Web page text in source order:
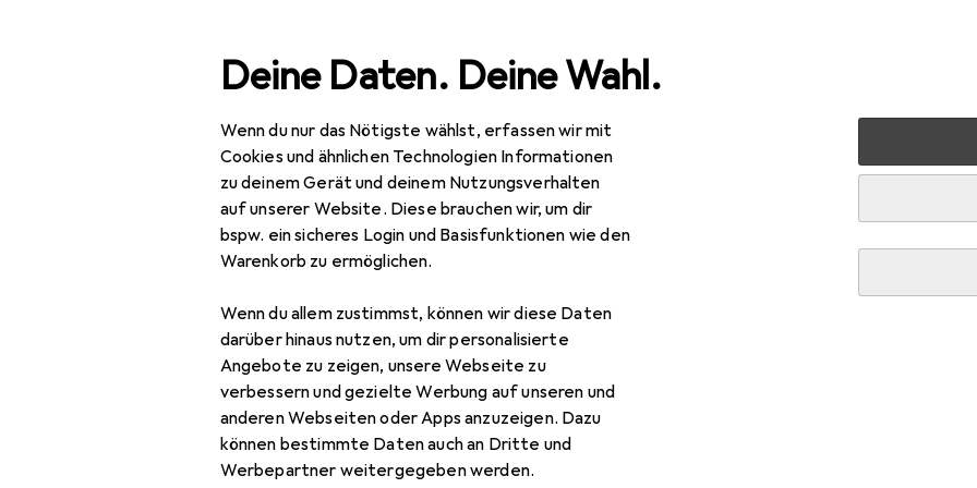
Deine Daten. Deine Wahl.
Wenn du nur das Nötigste wählst, erfassen wir mit
Cookies und ähnlichen Technologien Informationen
zu deinem Gerät und deinem Nutzungsverhalten
auf unserer Website. Diese brauchen wir, um dir
bspw. ein sicheres Login und Basisfunktionen wie den
Warenkorb zu ermöglichen.
Wenn du allem zustimmst, können wir diese Daten
darüber hinaus nutzen, um dir personalisierte
Angebote zu zeigen, unsere Webseite zu
verbessern und gezielte Werbung auf unseren und
anderen Webseiten oder Apps anzuzeigen. Dazu
können bestimmte Daten auch an Dritte und
Werbepartner weitergegeben werden.
Navigation nach Kategorien Gesamtsortiment Sport Fitness Sport-
EUR
244,99
Sport-ThiemeJudomatte
Zubehör für Sport-Thieme Judomatte
Hier findest du passendes Zubehör zum Produkt Sport-Thieme Judomatte aus den
Beliebt Zubehör Yoga + Pilates